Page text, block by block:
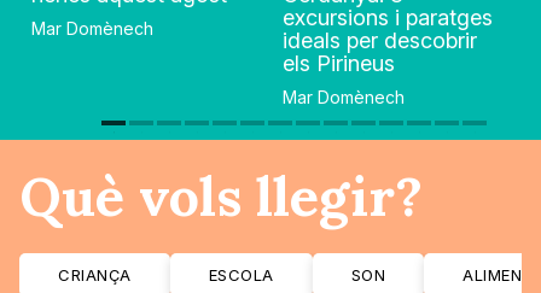
Mar Domènech
excursions i paratges
ideals per descobrir
els Pirineus
Mar Domènech
Què vols llegir?
CRIANÇA ESCOLA SON